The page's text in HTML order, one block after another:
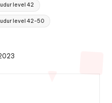
level 42
level 42-50